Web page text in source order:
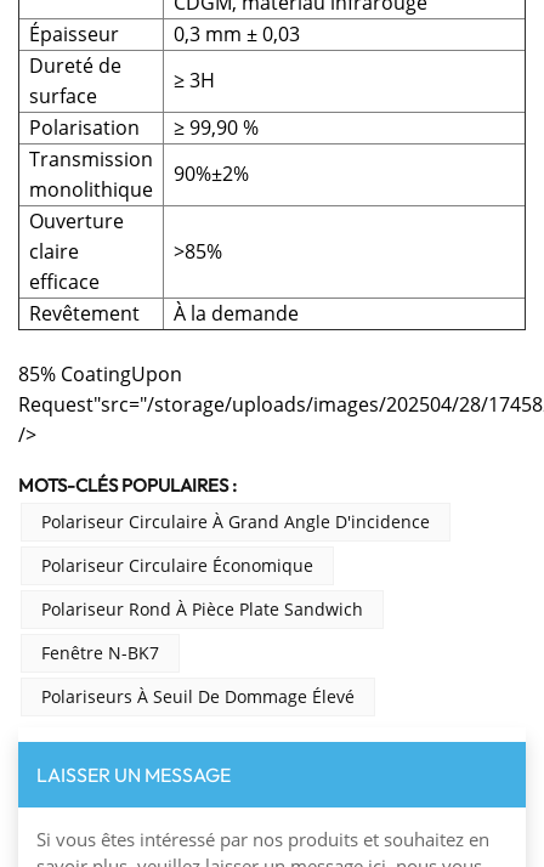
Épaisseur
0,3 mm ± 0,03
Dureté de
surface
≥ 3H
Polarisation
≥ 99,90 %
Transmission
monolithique
90%±2%
Ouverture
claire
efficace
>85%
Revêtement À la demande
85% CoatingUpon
Request"src="/storage/uploads/images/202504/28/
/>
MOTS-CLÉS POPULAIRES :
Polariseur Circulaire À Grand Angle D'incidence
Polariseur Circulaire Économique
Polariseur Rond À Pièce Plate Sandwich
Fenêtre N-BK7
Polariseurs À Seuil De Dommage Élevé
LAISSER UN MESSAGE
Si vous êtes intéressé par nos produits et souhaitez en